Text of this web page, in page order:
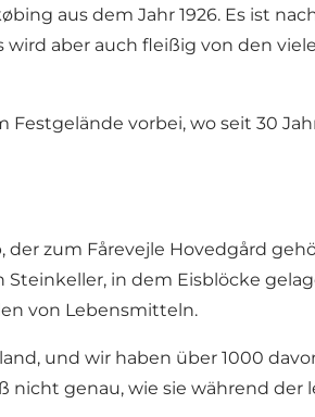
aus dem Jahr 1926. Es ist
aber auch fleißig von den
vorbei, wo seit 30
zum Fårevejle Hovedgård
in dem Eisblöcke
von Lebensmitteln.
und wir haben über 1000
nicht genau, wie sie während der